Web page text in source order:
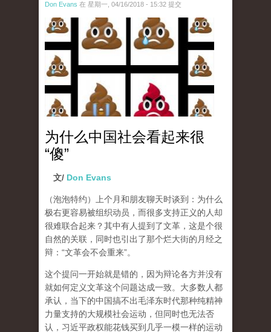
Don Evans 在 星期一, 04/16/2018 - 15:32 提交
wechatimg1053.jpeg
为什么中国社会看起来很
“傻”
文/ Don Evans
（泡泡特约）
上个月和朋友聊天时谈到：为什么
极右更容易被组织动员，而很多支持正义的人却
很难联合起来？其中有人提到了文革，这是个很
自然的关联，同时也引出了那个烂大街的月经之
辩：“文革会不会重来”。
这个提问一开始就是错的，因为辩论各方并没有
就如何定义文革这个问题达成一致。大多数人都
承认，当下的中国搞不出毛泽东时代那种纯精神
力量支持的大规模社会运动，但同时也无法否
认，习近平政权能花钱买到几乎一模一样的运动